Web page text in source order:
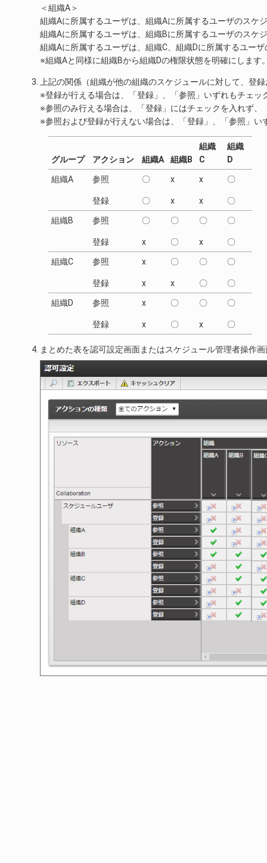
＜組織A＞
組織Aに所属するユーザは、組織Aに所属するユーザのスケ
組織Aに所属するユーザは、組織Bに所属するユーザのスケ
組織Aに所属するユーザは、組織C、組織Dに所属するユー
※組織Aと同様に組織Bから組織Dの権限状態を明確にします
上記の関係（組織が他の組織のスケジュールに対して、登
※登録が行える場合は、「登録」、「参照」いずれもチェッ
※参照のみ行える場合は、「登録」にはチェックを入れず
※参照および登録が行えない場合は、「登録」、「参照」い
グループ アクション 組織A 組織B
組織
C
組織
D
組織A 参照
登録
〇
〇
x
x
x
x
〇
〇
組織B 参照
登録
〇
x
〇
〇
〇
x
〇
〇
組織C 参照
登録
x
x
〇
x
〇
〇
〇
〇
組織D 参照
登録
x
x
〇
〇
〇
x
〇
〇
まとめた表を認可設定画面またはスケジュール管理者操作